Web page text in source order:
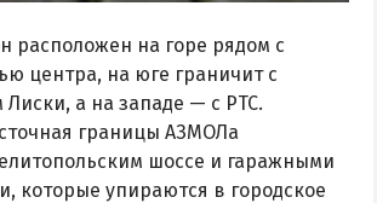
расположен на горе рядом с
центра, на юге граничит с
а на западе — с РТС.
границы АЗМОЛа
шоссе и гаражными
которые упираются в городское